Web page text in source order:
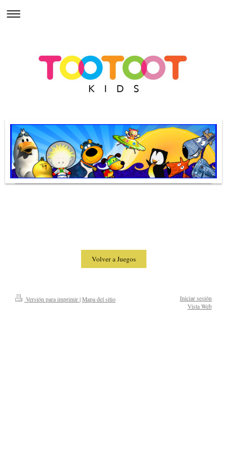
Volver a Juegos
Versión para imprimir | Mapa del sitio
Iniciar sesión
Vista Web